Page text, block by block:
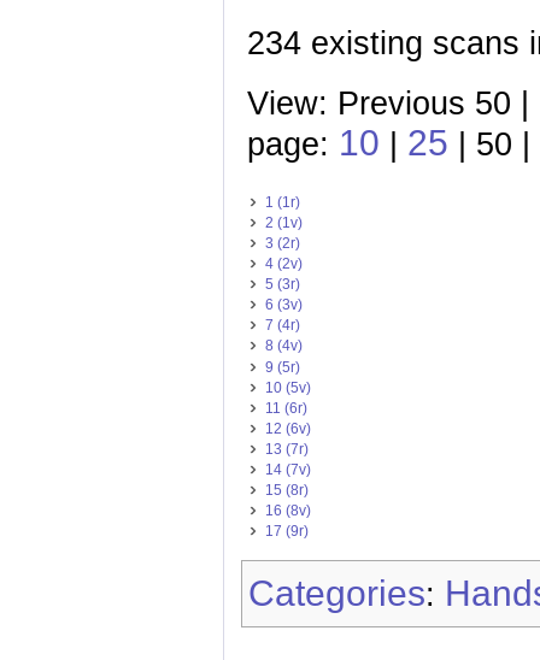
234 existing scans
View: Previous 50 |
page: 10 25 | 50 |
1 (1r)
2 (1v)
3 (2r)
4 (2v)
5 (3r)
6 (3v)
7 (4r)
8 (4v)
9 (5r)
10 (5v)
11 (6r)
12 (6v)
13 (7r)
14 (7v)
15 (8r)
16 (8v)
17 (9r)
Categories: